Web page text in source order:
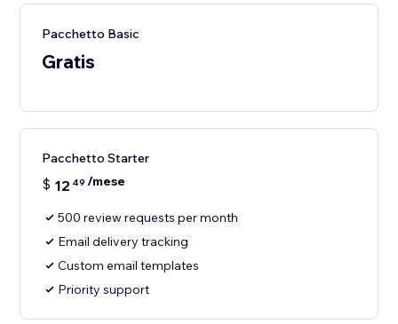
Pacchetto Basic
Gratis
Pacchetto Starter
$ 12 49 /mese
500 review requests per month
Email delivery tracking
Custom email templates
Priority support